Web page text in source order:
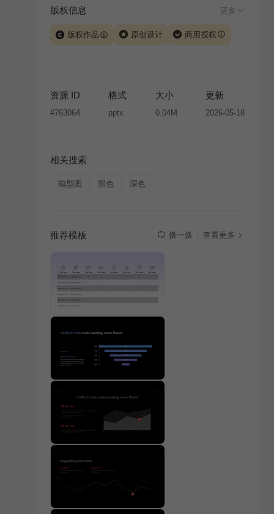
版权信息 更多
版权作品 原创设计 商用授权
版权声明
条款，禁止任何形式的转让、出售或出租，未
经投权许可任何人不得擅自转载和分发，否则将接照我
资源 ID
#763064
格式
pptx
大小
0.04M
更新
2026-05-18
相关搜索
箱型图 黑色 深色
推荐模板 换一换 查看更多